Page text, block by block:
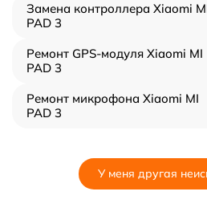
Замена контроллера Xiaomi
PAD 3
Ремонт GPS-модуля Xiaomi MI
PAD 3
Ремонт микрофона Xiaomi MI
PAD 3
У меня другая